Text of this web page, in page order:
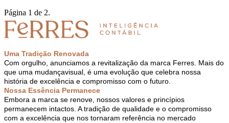
Página 1 de 2.
Uma Tradição Renovada
Com orgulho, anunciamos a revitalização da marca Ferres. Mais do
que uma mudançavisual, é uma evolução que celebra nossa
história de excelência e compromisso com o futuro.
Nossa Essência Permanece
Embora a marca se renove, nossos valores e princípios
permanecem intactos. A tradição de qualidade e o compromisso
com a excelência que nos tornaram referência no mercado